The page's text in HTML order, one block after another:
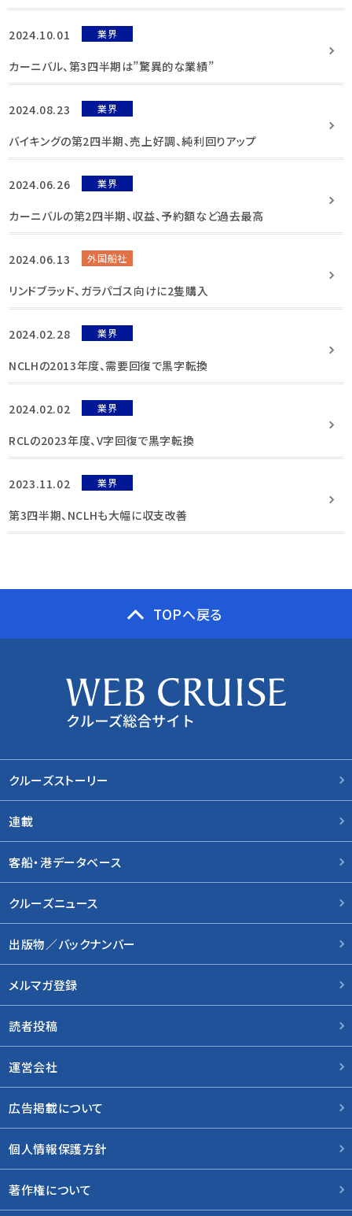
2024.10.01 業界
カーニバル、第3四半期は”驚異的な業績”
2024.08.23 業界
バイキングの第2四半期、売上好調、純利回りアップ
2024.06.26 業界
カーニバルの第2四半期、収益、予約額など過去最高
2024.06.13 外国船社
リンドブラッド、ガラパゴス向けに2隻購入
2024.02.28 業界
NCLHの2013年度、需要回復で黒字転換
2024.02.02 業界
RCLの2023年度、V字回復で黒字転換
2023.11.02 業界
第3四半期、NCLHも大幅に収支改善
TOPへ戻る
クルーズストーリー
連載
客船・港データベース
クルーズニュース
出版物／バックナンバー
メルマガ登録
読者投稿
運営会社
広告掲載について
個人情報保護方針
著作権について